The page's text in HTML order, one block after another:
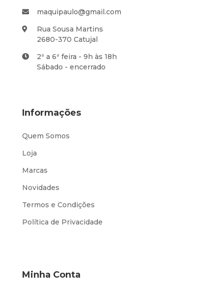
maquipaulo@gmail.com
Rua Sousa Martins
2680-370 Catujal
2ª a 6ª feira - 9h às 18h
Sábado - encerrado
Informações
Quem Somos
Loja
Marcas
Novidades
Termos e Condições
Política de Privacidade
Minha Conta